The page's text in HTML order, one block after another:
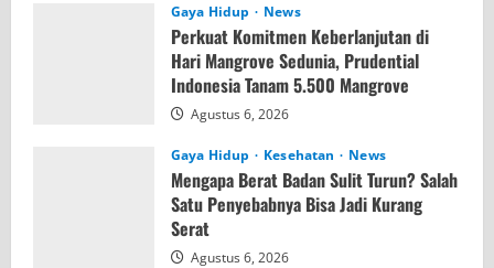
Gaya Hidup News
Perkuat Komitmen Keberlanjutan di
Hari Mangrove Sedunia, Prudential
Indonesia Tanam 5.500 Mangrove
Agustus 6, 2026
Gaya Hidup Kesehatan News
Mengapa Berat Badan Sulit Turun? Salah
Satu Penyebabnya Bisa Jadi Kurang
Serat
Agustus 6, 2026